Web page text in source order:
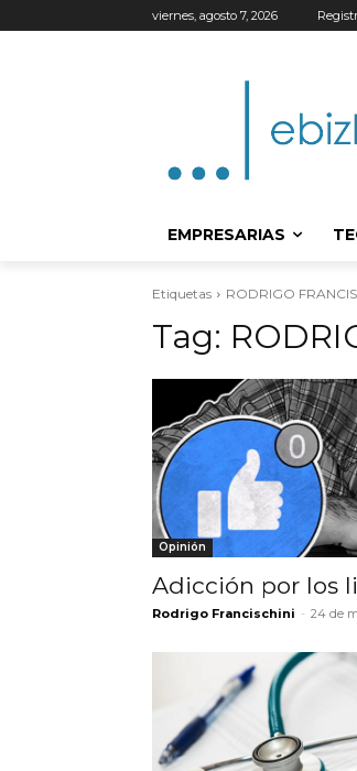
viernes, agosto 7, 2026
EMPRESARIAS
Etiquetas RODRIGO
Tag:
Opinión
Adicción por los
Rodrigo Francischini - 24 de